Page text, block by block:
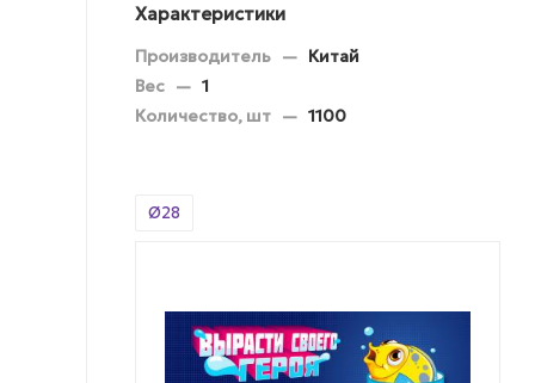
Характеристики
Производитель — Китай
Вес — 1
Количество, шт — 1100
Ø28